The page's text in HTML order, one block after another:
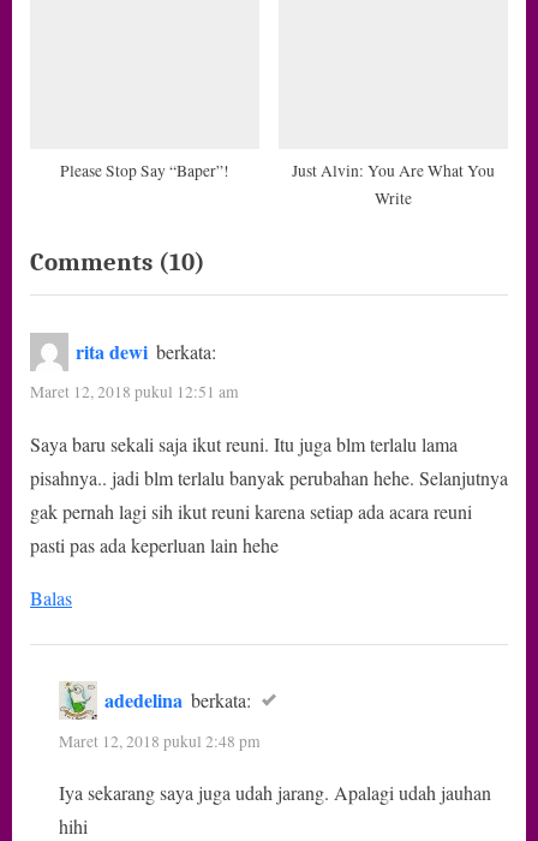
Please Stop Say “Baper”!
Just Alvin: You Are What You
Write
Comments (10)
“Reuni
Positifnya
Juga
Kok!”
rita dewi berkata:
Maret 12, 2018 pukul 12:51 am
Saya baru sekali saja ikut reuni. Itu juga blm terlalu lama
pisahnya.. jadi blm terlalu banyak perubahan hehe. Selanjutnya
gak pernah lagi sih ikut reuni karena setiap ada acara reuni
pasti pas ada keperluan lain hehe
Balas
adedelina berkata:
Maret 12, 2018 pukul 2:48 pm
Iya sekarang saya juga udah jarang. Apalagi udah jauhan
hihi